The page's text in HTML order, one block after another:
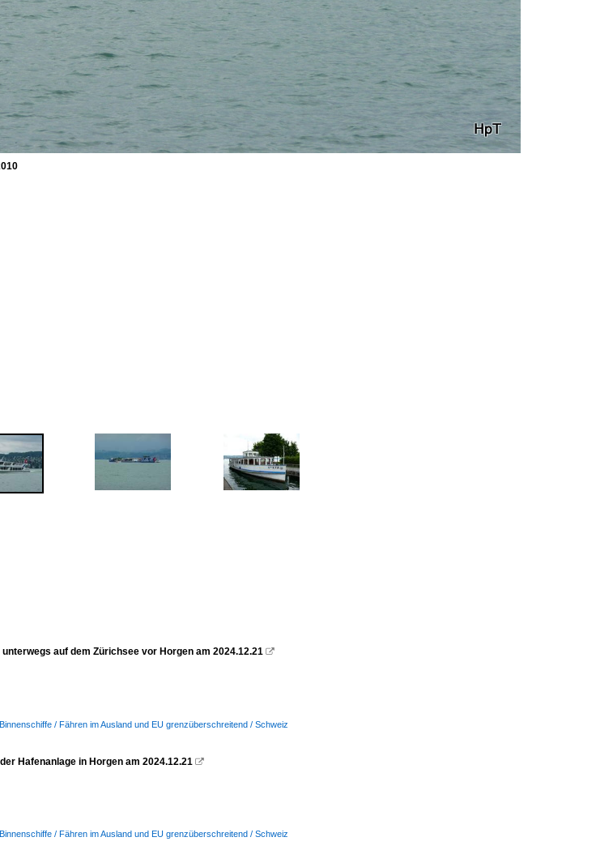
auf dem Zürichsee vor Horgen am 2024.12.21 
Binnenschiffe / Fähren im Ausland und EU grenzüberschreitend / Schweiz
Hafenanlage in Horgen am 2024.12.21 
Binnenschiffe / Fähren im Ausland und EU grenzüberschreitend / Schweiz